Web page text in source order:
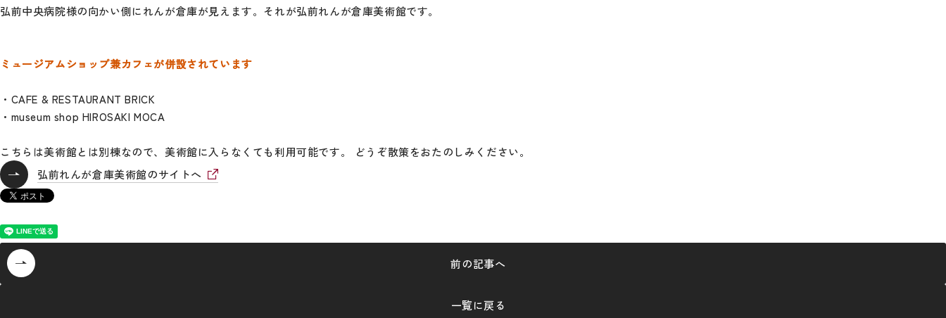
弘前中央病院様の向かい側にれんが倉庫が見えます。それが弘前れんが倉庫美術館です。
ミュージアムショップ兼カフェが併設されています
・CAFE & RESTAURANT BRICK
・museum shop HIROSAKI MOCA
こちらは美術館とは別棟なので、美術館に入らなくても利用可能です。 どうぞ散策をおたのしみください。
弘前れんが倉庫美術館のサイトへ
前の記事へ
一覧に戻る